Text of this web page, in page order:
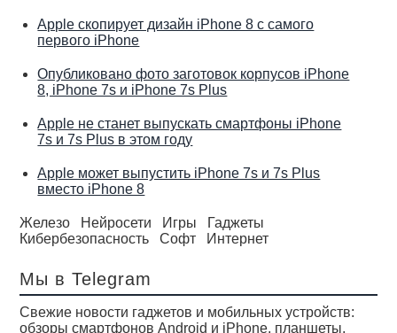
Apple скопирует дизайн iPhone 8 с самого
первого iPhone
Опубликовано фото заготовок корпусов iPhone
8, iPhone 7s и iPhone 7s Plus
Apple не станет выпускать смартфоны iPhone
7s и 7s Plus в этом году
Apple может выпустить iPhone 7s и 7s Plus
вместо iPhone 8
Железо Нейросети Игры
Гаджеты
Кибербезопасность
Софт Интернет
Мы в Telegram
Свежие новости гаджетов и мобильных устройств:
обзоры смартфонов Android и iPhone, планшеты,